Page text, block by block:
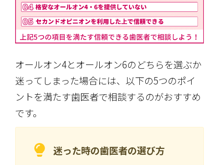
オールオン4とオールオン6のどちらを選ぶか
迷ってしまった場合には、以下の5つのポイ
ントを満たす歯医者で相談するのがおすすめ
です。
迷った時の歯医者の選び方